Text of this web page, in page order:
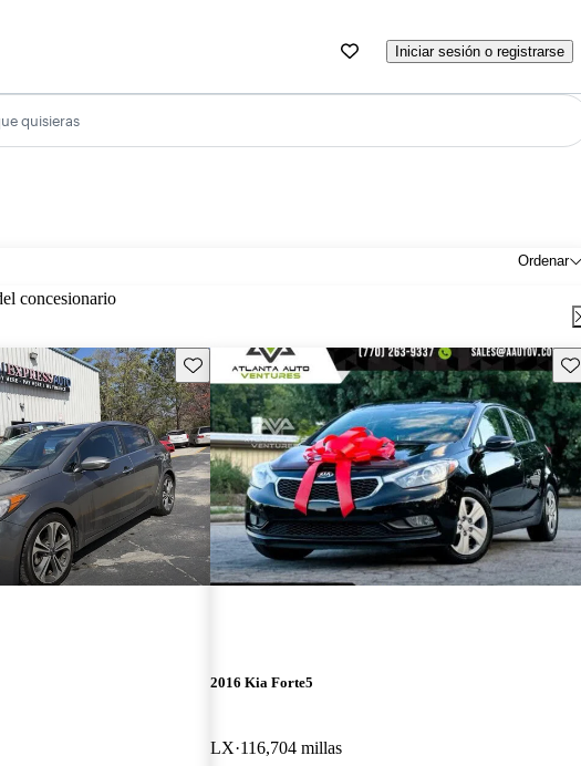
Iniciar sesión o registrarse
quisieras
Ordenar
concesionario
Guarda este Aviso
2016 Kia Forte5
LX 116,704 millas